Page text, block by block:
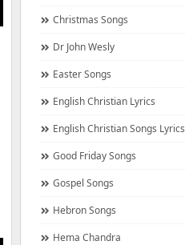
Christmas Songs
Dr John Wesly
Easter Songs
English Christian Lyrics
English Christian Songs Lyrics
Good Friday Songs
Gospel Songs
Hebron Songs
Hema Chandra